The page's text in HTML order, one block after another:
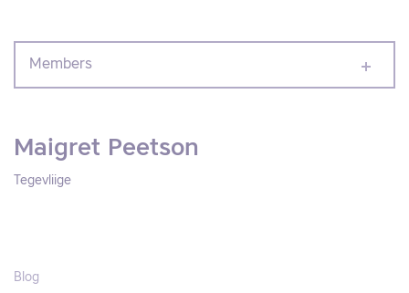
Members
Maigret Peetson
Tegevliige
Blog